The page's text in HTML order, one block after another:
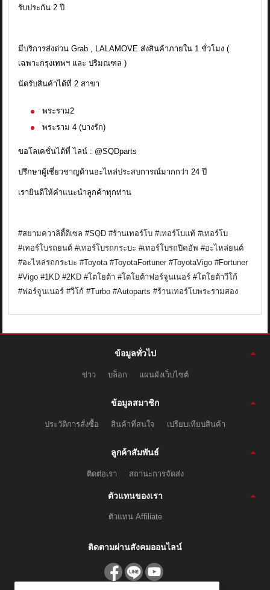
รับประกัน 2 ปี
มีบริการส่งด่วน Grab , LALAMOVE ส่งสินค้าภายใน 1 ชั่วโมง (
เฉพาะกรุงเทพฯ และ ปริมณฑล )
นัดรับสินค้าได้ที่ 2 สาขา
พระราม2
พระราม 4 (บางรัก)
ขอโลเคชั่นได้ที่ ไลน์ : @SQDparts
ปรึกษาผู้เชี่ยวชาญด้านอะไหล่ประสบการณ์มากกว่า 24 ปี
เรายินดีให้คำแนะนำลูกค้าทุกท่าน
#สยามควาลิตี้ดีเซล #SQD #ร้านเทอร์โบ #เทอร์โบแท้ #เทอร์โบ
#เทอร์โบรถยนต์ #เทอร์โบรถกระบะ #เทอร์โบรถปิคอัพ #อะไหล่ยนต์
#อะไหล่รถกระบะ #Toyota #ToyotaFortuner #ToyotaVigo #Fortuner
#Vigo #1KD #2KD #โตโยต้า #โตโยต้าฟอร์จูนเนอร์ #โตโยต้าวีโก้
#ฟอร์จูนเนอร์ #วีโก้ #Turbo #Autoparts #ร้านเทอร์โบพระรามสอง
ข้อมูลทั่วไป
ข่าว บล็อก แผนผังเว็บไซต์
ข้อมูลสมาชิก
ประวัติการสั่งซื้อ สินค้าที่สนใจ เปรียบเทียบสินค้า
ลูกค้าสัมพันธ์
ติดต่อเรา สถานะการจัดส่ง
ตัวแทนของเรา
ตัวแทน Affiliate
ติดตามผ่านสังคมออนไลน์